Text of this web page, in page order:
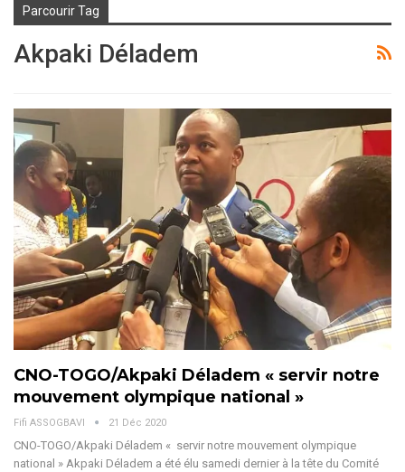
Parcourir Tag
Akpaki Déladem
CNO-TOGO/Akpaki Déladem « servir notre
mouvement olympique national »
Fifi ASSOGBAVI 21 Déc 2020
CNO-TOGO/Akpaki Déladem « servir notre mouvement olympique
national » Akpaki Déladem a été élu samedi dernier à la tête du Comité